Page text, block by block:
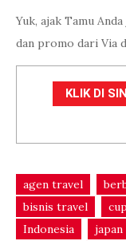
Yuk, ajak Tamu
dan promo dari Via
KLIK DI
agen travel
bisnis travel
Indonesia
japan